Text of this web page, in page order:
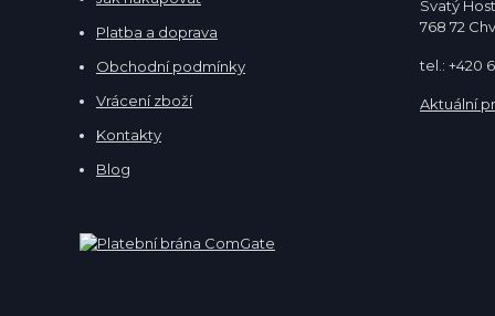
Platba a doprava
Obchodní podmínky
Vrácení zboží
Kontakty
Blog
Svatý
768 72
tel.: +420
Aktuální